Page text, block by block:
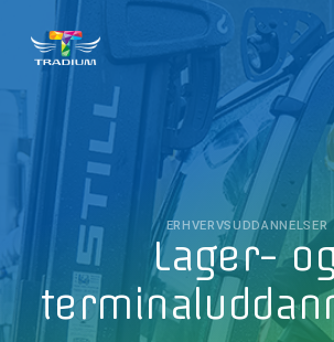
ERHVERVSUDDANNELSER
Lager-